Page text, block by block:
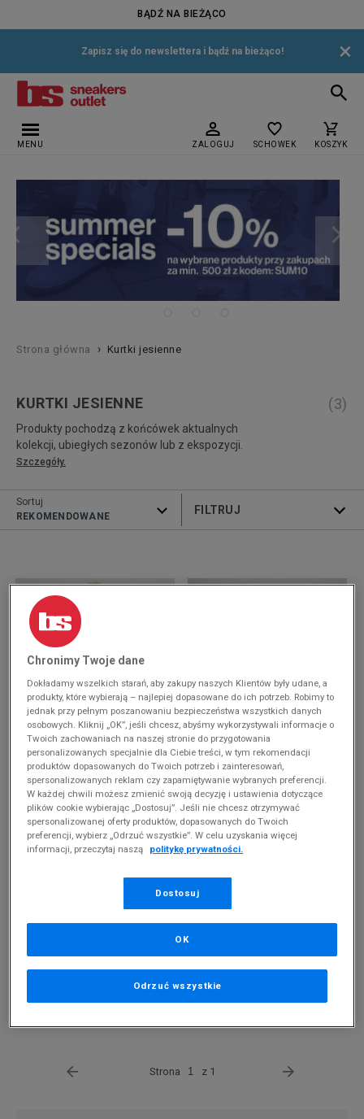
BĄDŹ NA BIEŻĄCO
Zapisz się do newslettera i bądź na bieżąco! ×
MENU ZALOGUJ SCHOWEK KOSZYK
Strona główna › Kurtki jesienne
KURTKI JESIENNE
Produkty pochodzą z końcówek aktualnych
kolekcji, ubiegłych sezonów lub z ekspozycji.
Szczegóły.
(3)
ROZWIŃ FILTRY
Sortuj
REKOMENDOWANE
TIMBERLAND KURTKA GARFIELD
MID WEIGHT HOODED PUFFER
JACKET
150 zł
TIMBERLAND KURTKA UTILITY
BOMBER
799,99 zł
NEW BALANCE KURTKA NB
ATHLETICS NATURE STATE
114,99 zł
Strona z 1
Chronimy Twoje dane
Dokładamy wszelkich starań, aby zakupy naszych Klientów były udane, a
produkty, które wybierają – najlepiej dopasowane do ich potrzeb. Robimy to
jednak przy pełnym poszanowaniu bezpieczeństwa wszystkich danych
osobowych. Kliknij „OK”, jeśli chcesz, abyśmy wykorzystywali informacje o
Twoich zachowaniach na naszej stronie do przygotowania
personalizowanych specjalnie dla Ciebie treści, w tym rekomendacji
produktów dopasowanych do Twoich potrzeb i zainteresowań,
spersonalizowanych reklam czy zapamiętywanie wybranych preferencji.
W każdej chwili możesz zmienić swoją decyzję i ustawienia dotyczące
plików cookie wybierając „Dostosuj”. Jeśli nie chcesz otrzymywać
spersonalizowanej oferty produktów, dopasowanych do Twoich
preferencji, wybierz „Odrzuć wszystkie”. W celu uzyskania więcej
informacji, przeczytaj naszą
politykę prywatności.
Dostosuj
Odrzuć wszystkie
OK